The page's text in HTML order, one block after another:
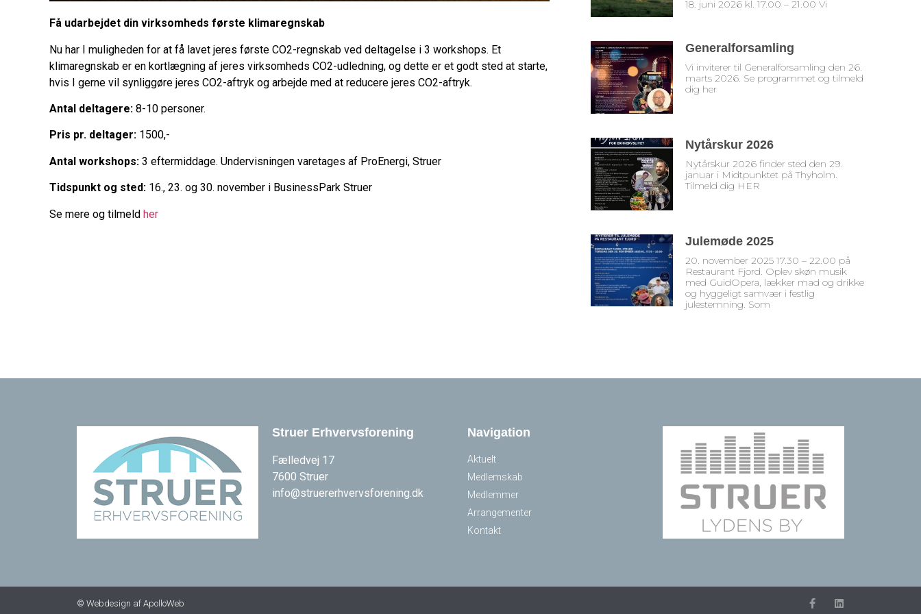
Få udarbejdet din virksomheds første klimaregnskab
Nu har I muligheden for at få lavet jeres første CO2-regnskab ved deltagelse i 3 workshops. Et
klimaregnskab er en kortlægning af jeres virksomheds CO2-udledning, og dette er et godt sted at starte,
hvis I gerne vil synliggøre jeres CO2-aftryk og arbejde med at reducere jeres CO2-aftryk.
Antal deltagere: 8-10 personer.
Pris pr. deltager: 1500,-
Antal workshops: 3 eftermiddage. Undervisningen varetages af ProEnergi, Struer
Tidspunkt og sted: 16., 23. og 30. november i BusinessPark Struer
Se mere og tilmeld her
18. juni 2026 kl. 17.00 – 21.00 Vi
Generalforsamling
Vi inviterer til Generalforsamling den 26.
marts 2026. Se programmet og tilmeld
dig her
Nytårskur 2026
Nytårskur 2026 finder sted den 29.
januar i Midtpunktet på Thyholm.
Tilmeld dig HER
Julemøde 2025
20. november 2025 17.30 – 22.00 på
Restaurant Fjord. Oplev skøn musik
med GuidOpera, lækker mad og drikke
og hyggeligt samvær i festlig
julestemning. Som
Struer Erhvervsforening
Fælledvej 17
7600 Struer
info@struererhvervsforening.dk
Navigation
Aktuelt
Medlemskab
Medlemmer
Arrangementer
Kontakt
© Webdesign af ApolloWeb